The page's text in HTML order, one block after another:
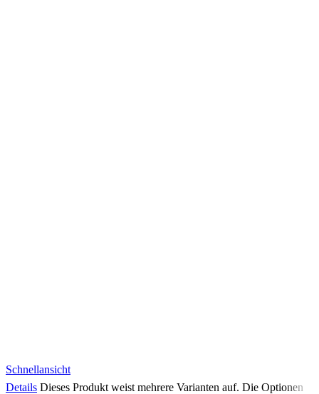
Schnellansicht
Details Dieses Produkt weist mehrere Varianten auf. Die Optionen